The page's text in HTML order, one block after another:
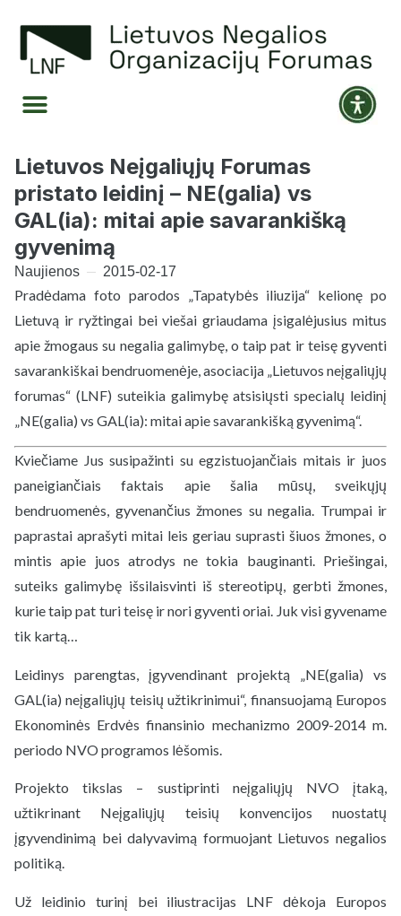
Lietuvos Neįgaliųjų Forumas
pristato leidinį – NE(galia) vs
GAL(ia): mitai apie savarankišką
gyvenimą
Naujienos 2015-02-17
Pradėdama foto parodos „Tapatybės iliuzija“ kelionę po
Lietuvą ir ryžtingai bei viešai griaudama įsigalėjusius mitus
apie žmogaus su negalia galimybę, o taip pat ir teisę gyventi
savarankiškai bendruomenėje, asociacija „Lietuvos neįgaliųjų
forumas“ (LNF) suteikia galimybę atsisiųsti specialų leidinį
„NE(galia) vs GAL(ia): mitai apie savarankišką gyvenimą“.
Kviečiame Jus susipažinti su egzistuojančiais mitais ir juos
paneigiančiais faktais apie šalia mūsų, sveikųjų
bendruomenės, gyvenančius žmones su negalia. Trumpai ir
paprastai aprašyti mitai leis geriau suprasti šiuos žmones, o
mintis apie juos atrodys ne tokia bauginanti. Priešingai,
suteiks galimybę išsilaisvinti iš stereotipų, gerbti žmones,
kurie taip pat turi teisę ir nori gyventi oriai. Juk visi gyvename
tik kartą…
Leidinys parengtas, įgyvendinant projektą „NE(galia) vs
GAL(ia) neįgaliųjų teisių užtikrinimui“, finansuojamą Europos
Ekonominės Erdvės finansinio mechanizmo 2009-2014 m.
periodo NVO programos lėšomis.
Projekto tikslas – sustiprinti neįgaliųjų NVO įtaką,
užtikrinant Neįgaliųjų teisių konvencijos nuostatų
įgyvendinimą bei dalyvavimą formuojant Lietuvos negalios
politiką.
Už leidinio turinį bei iliustracijas LNF dėkoja Europos